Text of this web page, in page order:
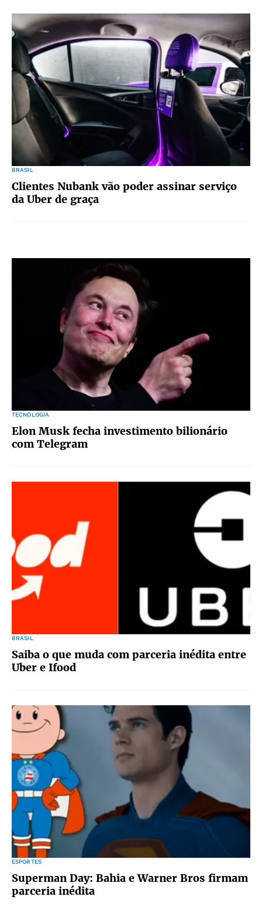
BRASIL
Clientes Nubank vão poder assinar serviço
da Uber de graça
TECNOLOGIA
Elon Musk fecha investimento bilionário
com Telegram
BRASIL
Saiba o que muda com parceria inédita entre
Uber e Ifood
ESPORTES
Superman Day: Bahia e Warner Bros firmam
parceria inédita